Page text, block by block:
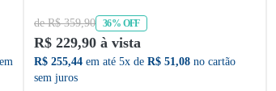
de R$ 359,90 36% OFF
R$ 229,90 à vista
R$ 255,44 em até 5x de R$ 51,08 no cartão
sem juros